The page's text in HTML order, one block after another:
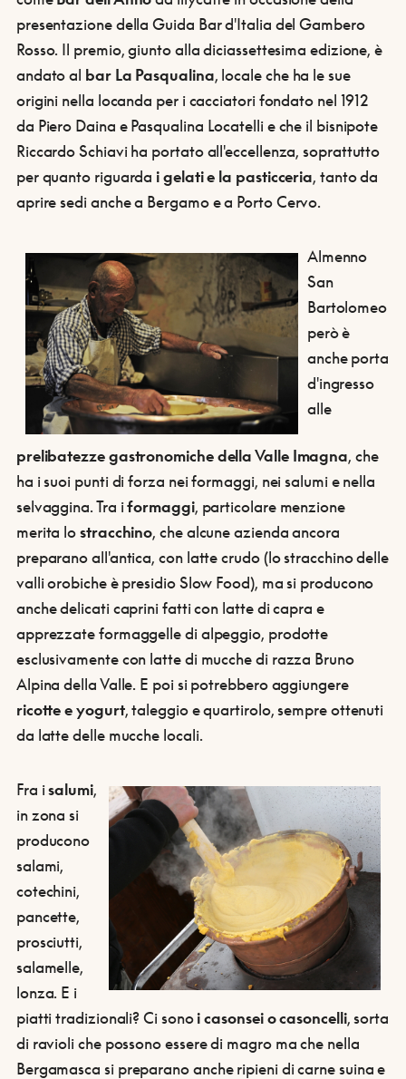
presentazione della Guida Bar d'Italia del Gambero
Rosso. Il premio, giunto alla diciassettesima edizione, è
andato al bar La Pasqualina, locale che ha le sue
origini nella locanda per i cacciatori fondato nel 1912
da Piero Daina e Pasqualina Locatelli e che il bisnipote
Riccardo Schiavi ha portato all'eccellenza, soprattutto
per quanto riguarda i gelati e la pasticceria, tanto da
aprire sedi anche a Bergamo e a Porto Cervo.
Almenno
San
Bartolomeo
però è
anche porta
d'ingresso
alle
prelibatezze gastronomiche della Valle Imagna, che
ha i suoi punti di forza nei formaggi, nei salumi e nella
selvaggina. Tra iformaggi, particolare menzione
merita lostracchino, che alcune azienda ancora
preparano all'antica, con latte crudo (lo stracchino delle
valli orobiche è presidio Slow Food), ma si producono
anche delicati caprini fatti con latte di capra e
apprezzate formaggelle di alpeggio, prodotte
esclusivamente con latte di mucche di razza Bruno
Alpina della Valle. E poi si potrebbero aggiungere
ricotte e yogurt, taleggio e quartirolo, sempre ottenuti
da latte delle mucche locali.
Fra isalumi,
in zona si
producono
salami,
cotechini,
pancette,
prosciutti,
salamelle,
lonza. E i
piatti tradizionali? Ci sonoi casonsei o casoncelli, sorta
di ravioli che possono essere di magro ma che nella
Bergamasca si preparano anche ripieni di carne suina e